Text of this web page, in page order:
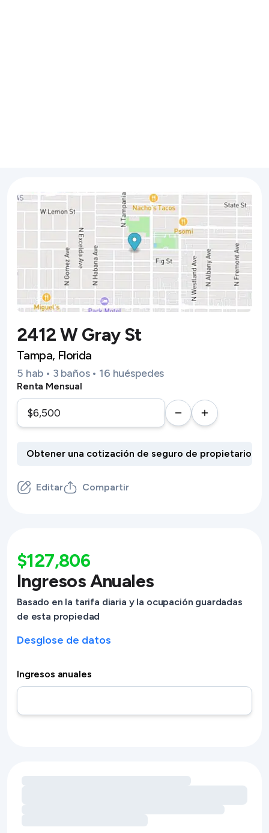
2412 W Gray St
Tampa, Florida
5 hab • 3 baños • 16 huéspedes
Renta Mensual
Editar Compartir
Ingresos anuales
$127,806
Ingresos Anuales
Basado en la tarifa diaria y la ocupación guardadas
de esta propiedad
Desglose de datos